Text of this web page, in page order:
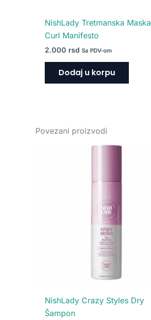
NishLady Tretmanska Maska
Curl Manifesto
2.000 rsd Sa PDV-om
Dodaj u korpu
Povezani proizvodi
NishLady Crazy Styles Dry
Šampon